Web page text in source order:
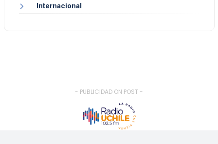
Internacional
- PUBLICIDAD ON POST -